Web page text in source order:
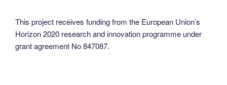
This project receives funding from the European Union’s
Horizon 2020 research and innovation programme under
grant agreement No 847087.